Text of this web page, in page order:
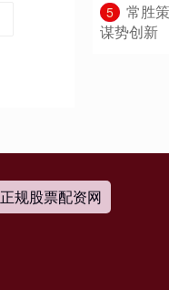
5
常胜
谋势创新
正规股票配资网